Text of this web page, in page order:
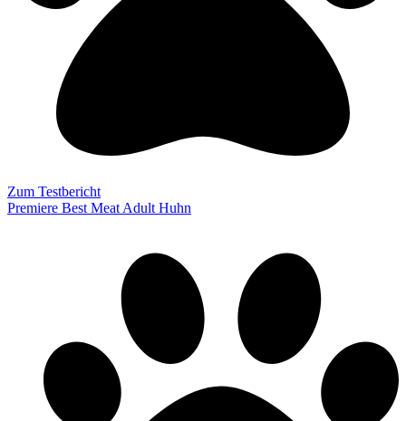
Zum Testbericht
Premiere Best Meat Adult Huhn